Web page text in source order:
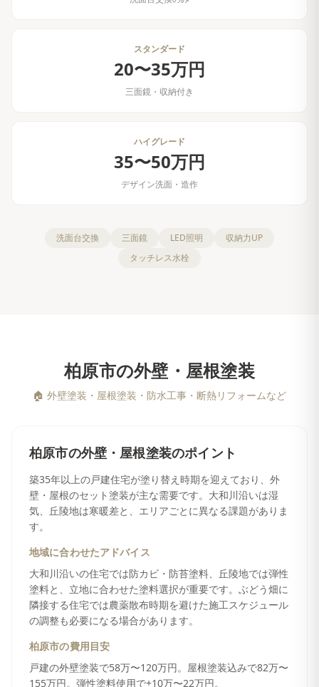
スタンダード
20〜35万円
三面鏡・収納付き
ハイグレード
35〜50万円
デザイン洗面・造作
洗面台交換 三面鏡 LED照明
収納力UP
タッチレス水栓
柏原市の外壁・屋根塗装
🏠 外壁塗装・屋根塗装・防水工事・断熱リフォームなど
柏原市の外壁・屋根塗装のポイント
築35年以上の戸建住宅が塗り替え時期を迎えており、外
壁・屋根のセット塗装が主な需要です。大和川沿いは湿
気、丘陵地は寒暖差と、エリアごとに異なる課題がありま
す。
地域に合わせたアドバイス
大和川沿いの住宅では防カビ・防苔塗料、丘陵地では弾性
塗料と、立地に合わせた塗料選択が重要です。ぶどう畑に
隣接する住宅では農薬散布時期を避けた施工スケジュール
の調整も必要になる場合があります。
柏原市の費用目安
戸建の外壁塗装で58万〜120万円。屋根塗装込みで82万〜
155万円。弾性塗料使用で+10万〜22万円。